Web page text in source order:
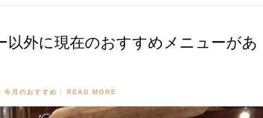
以外に現在のおすすめメニューがあ
今月のおすすめ READ MORE